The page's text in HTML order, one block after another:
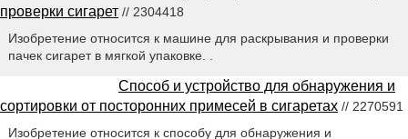
проверки сигарет // 2304418
Изобретение относится к машине для раскрывания и проверки
пачек сигарет в мягкой упаковке. .
Способ и устройство для обнаружения и
сортировки от посторонних примесей в сигаретах // 2270591
Изобретение относится к способу для обнаружения и